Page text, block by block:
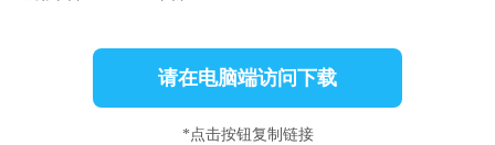
请在电脑端访问下载
*点击按钮复制链接